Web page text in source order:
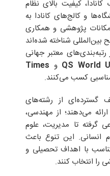
کیفیت بالای نظام
و کالج‌های کانادا به
پژوهشی و همکاری
شناخته شده‌اند
معتبر جهانی
QS World و Times
کسب می‌کنند.
گسترده‌ای از رشته‌های
می‌دهند؛ از مهندسی،
گرفته تا مدیریت، علوم
انسانی. این تنوع باعث
با اهداف تحصیلی و
را انتخاب کنند.